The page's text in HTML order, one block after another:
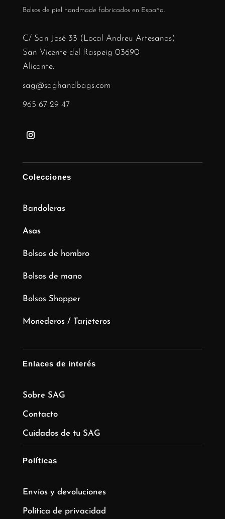
Bolsos de piel handmade fabricados en España.
C/ San José 33 (Local Andreu Artesanos)
San Vicente del Raspeig 03690
Alicante.
sag@saghandbags.com
965 67 29 47
Colecciones
Bandoleras
Asas
Bolsos de hombro
Bolsos de mano
Bolsos Shopper
Monederos / Tarjeteros
Enlaces de interés
Sobre SAG
Contacto
Cuidados de tu SAG
Políticas
Envíos y devoluciones
Política de privacidad